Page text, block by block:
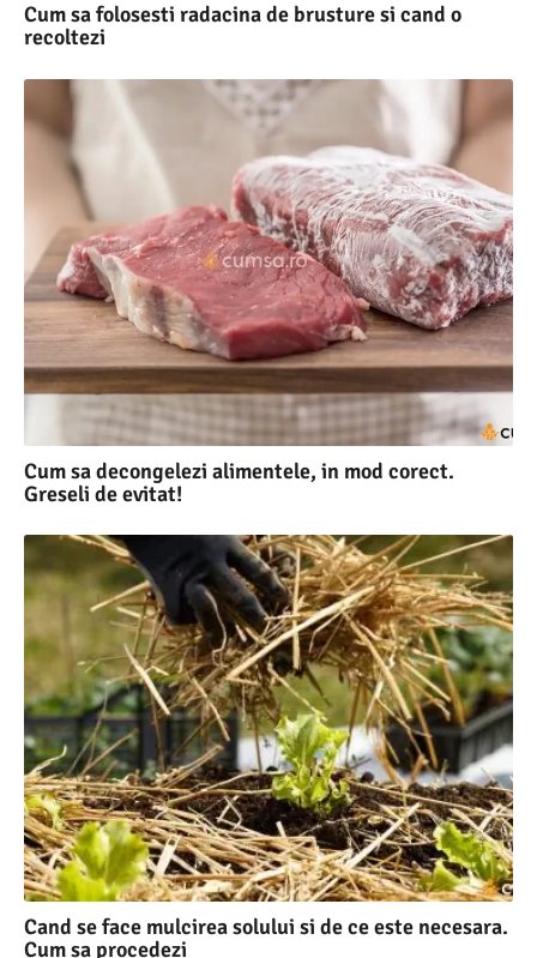
Cum sa folosesti radacina de brusture si cand o
recoltezi
Cum sa decongelezi alimentele, in mod corect.
Greseli de evitat!
Cand se face mulcirea solului si de ce este necesara.
Cum sa procedezi